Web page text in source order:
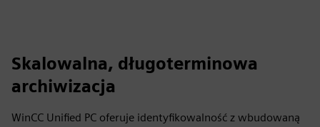
Skalowalna, długoterminowa
archiwizacja
WinCC Unified PC oferuje identyfikowalność z wbudowaną